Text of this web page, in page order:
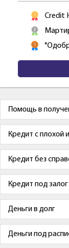
Credit
Помощь в
Кредит с плохой
Кредит без
Кредит под залог
Деньги в долг
Деньги под